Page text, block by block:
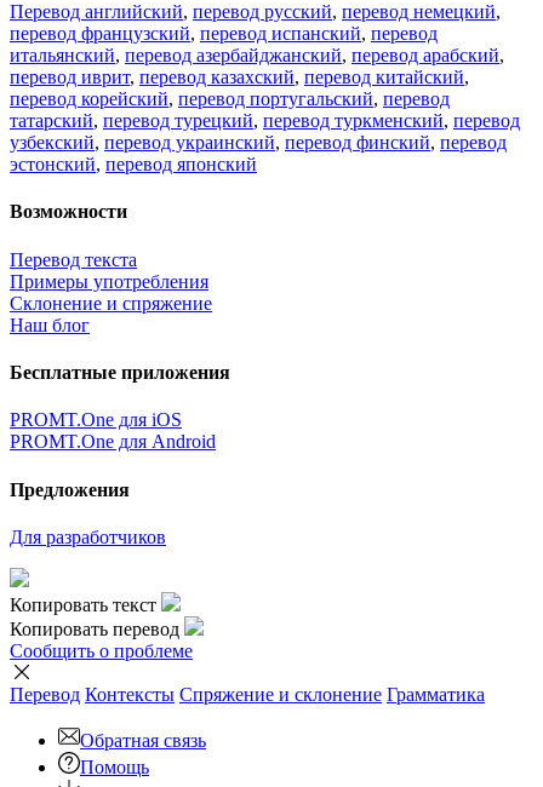
Перевод английский, перевод русский, перевод немецкий,
перевод французский, перевод испанский, перевод
итальянский, перевод азербайджанский, перевод арабский,
перевод иврит, перевод казахский, перевод китайский,
перевод корейский, перевод португальский, перевод
татарский, перевод турецкий, перевод туркменский, перевод
узбекский, перевод украинский, перевод финский, перевод
эстонский, перевод японский
Возможности
Перевод текста
Примеры употребления
Склонение и спряжение
Наш блог
Бесплатные приложения
PROMT.One для iOS
PROMT.One для Android
Предложения
Для разработчиков
Копировать текст
Копировать перевод
Сообщить о проблеме
Перевод Контексты Спряжение и склонение Грамматика
Обратная связь
Помощь